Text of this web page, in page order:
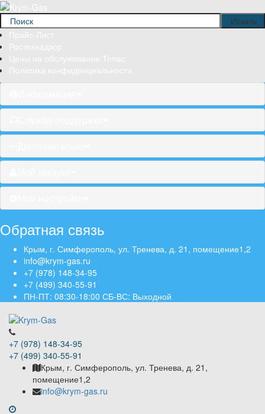
Обратная связь
Крым, г. Симферополь, ул. Тренева, д. 21, помещение1,2
info@krym-gas.ru
+7 (978) 148-34-95
+7 (499) 340-55-91 ​
ПН-ПТ: 08:30-18:00 СБ-ВС: Выходной
+7 (978) 148-34-95
+7 (499) 340-55-91 ​
Крым, г. Симферополь, ул. Тренева, д. 21,
помещение1,2
info@krym-gas.ru